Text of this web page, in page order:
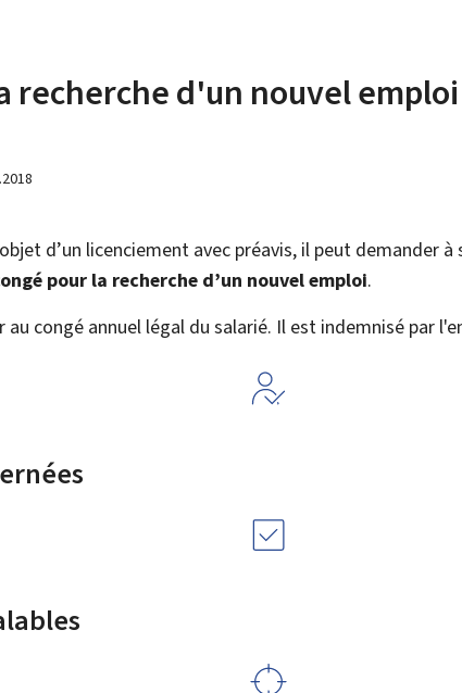
recherche d'un nouvel emploi
d’un licenciement avec préavis, il peut demander à
pour la recherche d’un nouvel emploi.
congé annuel légal du salarié. Il est indemnisé par